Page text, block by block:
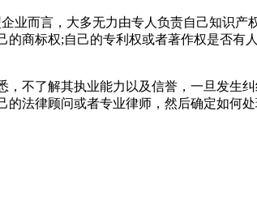
业而言，大多无力由专人负责自己知识
商标权;自己的专利权或者著作权是否有
不了解其执业能力以及信誉，一旦发生
法律顾问或者专业律师，然后确定如何处